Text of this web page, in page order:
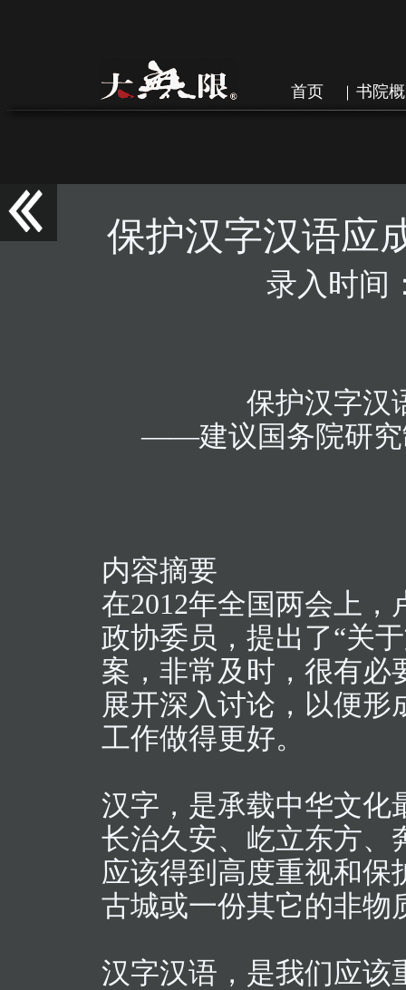
首页 书院
保护汉字汉语应
录入时间
保护汉字汉
——建议国务院研究
内容摘要
在2012年全国两会上
政协委员，提出了“关
案，非常及时，很有必
展开深入讨论，以便形
工作做得更好。
汉字，是承载中华文化
长治久安、屹立东方、
应该得到高度重视和保
古城或一份其它的非物
汉字汉语，是我们应该